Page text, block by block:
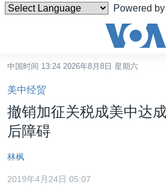
Powered by
碍
链
接
跳
转
内
容
中国
中国时间 13:24 2026年8月8日 星期六
美中经贸
撤销加征关税成美中达
后障碍
林枫
2019年4月24日 05:07